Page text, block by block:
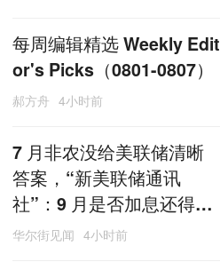
每周编辑精选 Weekly Edit
or's Picks（0801-0807）
郝方舟 4小时前
7 月非农没给美联储清晰
答案，“新美联储通讯
社”：9 月是否加息还得看
通胀
华尔街见闻 4小时前